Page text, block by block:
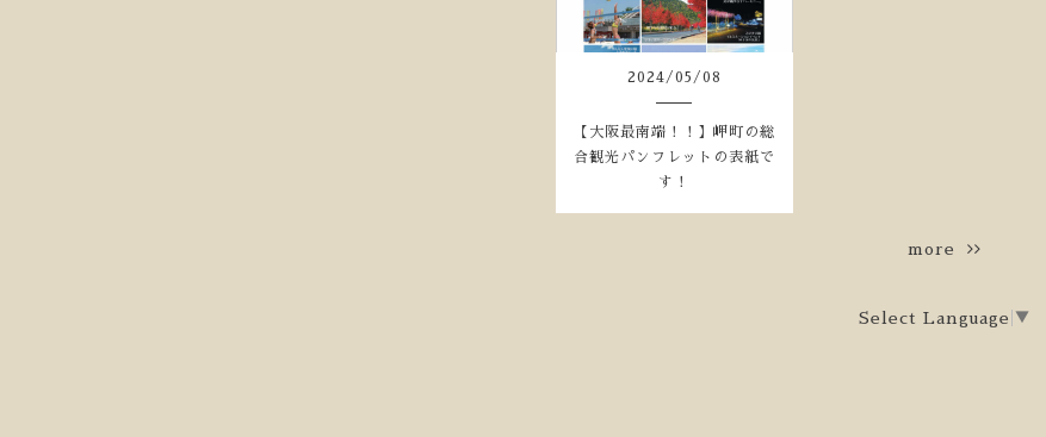
2024/05 /08
【大阪最南端！！】岬町の総
合観光パンフレットの表紙で
す！
more
Select Language ▼